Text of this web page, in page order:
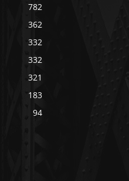
782
362
332
332
321
183
94